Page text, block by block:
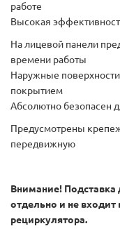
Высокая
На лицевой панели
времени работы
Наружные
Абсолютно безопасен
Предусмотрены
передвижную
Внимание! Подставка
отдельно и не входит
рециркулятора.